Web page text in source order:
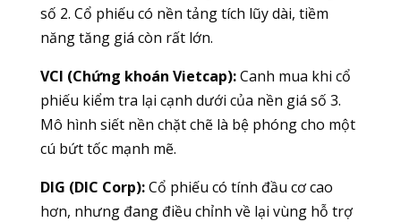
số 2. Cổ phiếu có nền tảng tích lũy dài, tiềm
năng tăng giá còn rất lớn.
VCI (Chứng khoán Vietcap):Canh mua khi cổ
phiếu kiểm tra lại cạnh dưới của nền giá số 3.
Mô hình siết nền chặt chẽ là bệ phóng cho một
cú bứt tốc mạnh mẽ.
DIG (DIC Corp):Cổ phiếu có tính đầu cơ cao
hơn, nhưng đang điều chỉnh về lại vùng hỗ trợ